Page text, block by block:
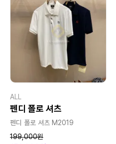
ALL
펜디 폴로 셔츠
펜디 폴로 셔츠 M2019
199,000원